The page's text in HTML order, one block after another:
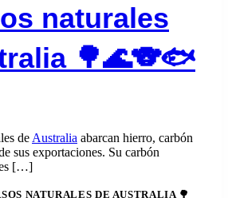
naturales
🌳🌊🐨🐟
de Australia abarcan hierro, carbón
sus exportaciones. Su carbón
[…]
NATURALES DE AUSTRALIA 🌳